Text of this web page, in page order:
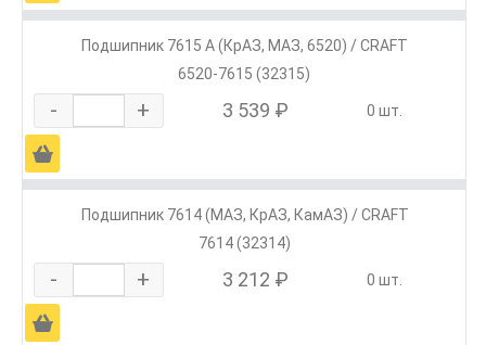
Подшипник 7615 А (КрАЗ, МАЗ, 6520) / CRAFT
6520-7615 (32315)
- + 3 539 ₽ 0 шт.
Ä
Подшипник 7614 (МАЗ, КрАЗ, КамАЗ) / CRAFT
7614 (32314)
- + 3 212 ₽ 0 шт.
Ä